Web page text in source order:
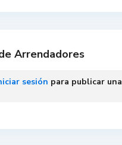
Arrendadores
sesión para publicar una